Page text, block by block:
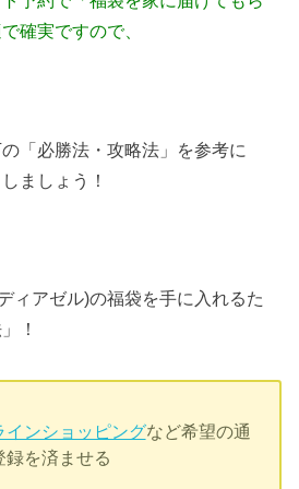
確実ですので、
「必勝法・攻略法」を参考に
ましょう！
ィアゼル)の福袋を手に入れるた
！
インショッピングなど希望の通
録を済ませる